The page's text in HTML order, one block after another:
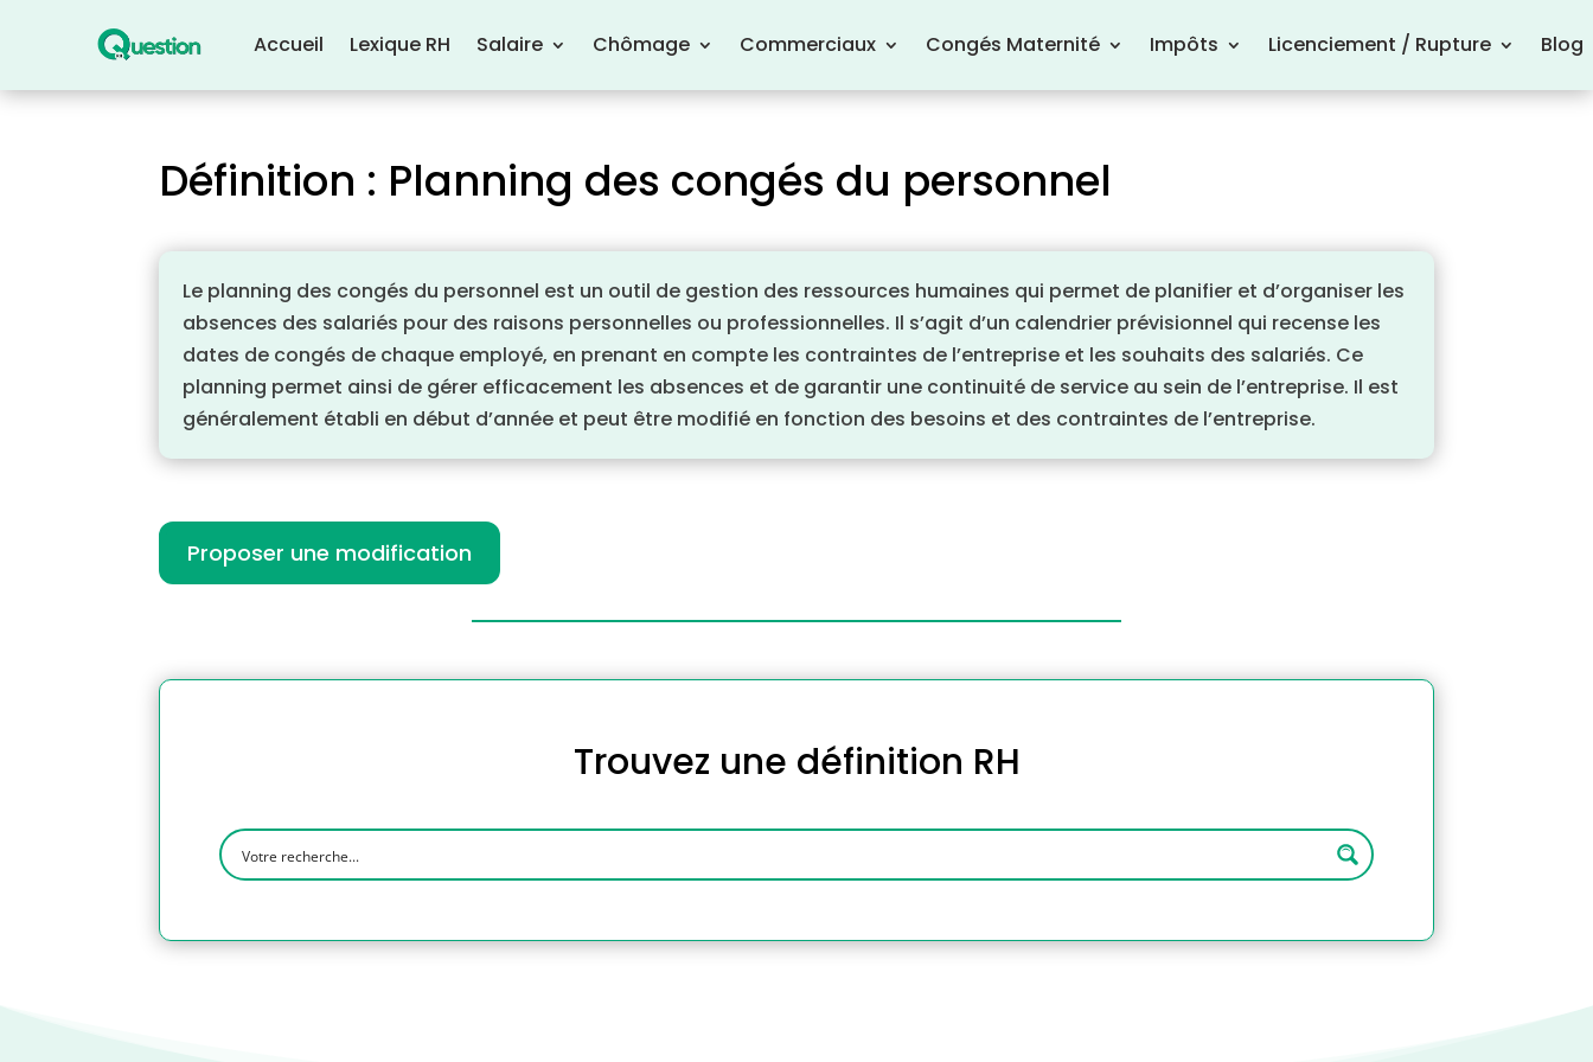
Accueil Lexique RH Salaire Chômage Commerciaux Congés Maternité Impôts Licenciement / Rupture Blog
Définition : Planning des congés du personnel
Le planning des congés du personnel est un outil de gestion des ressources humaines qui permet de planifier et d’organiser les
absences des salariés pour des raisons personnelles ou professionnelles. Il s’agit d’un calendrier prévisionnel qui recense les
dates de congés de chaque employé, en prenant en compte les contraintes de l’entreprise et les souhaits des salariés. Ce
planning permet ainsi de gérer efficacement les absences et de garantir une continuité de service au sein de l’entreprise. Il est
généralement établi en début d’année et peut être modifié en fonction des besoins et des contraintes de l’entreprise.
Proposer une modification
Trouvez une définition RH